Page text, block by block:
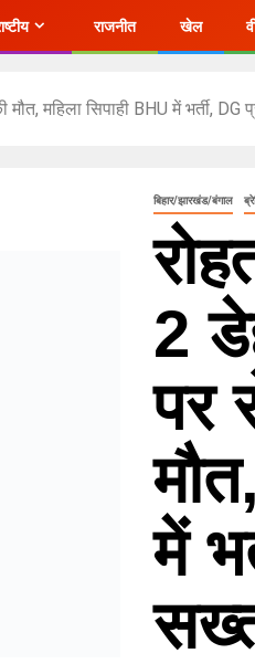
राजनीत खेल
महिला सिपाही BHU में भर्ती,
बिहार/झारखंड/बंगाल
2
पर
में